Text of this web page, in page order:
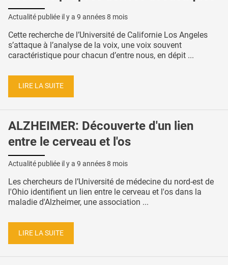
Actualité publiée il y a 9 années 8 mois
Cette recherche de l’Université de Californie Los Angeles
s’attaque à l’analyse de la voix, une voix souvent
caractéristique pour chacun d’entre nous, en dépit ...
LIRE LA SUITE
ALZHEIMER: Découverte d'un lien
entre le cerveau et l'os
Actualité publiée il y a 9 années 8 mois
Les chercheurs de l’Université de médecine du nord-est de
l'Ohio identifient un lien entre le cerveau et l'os dans la
maladie d'Alzheimer, une association ...
LIRE LA SUITE